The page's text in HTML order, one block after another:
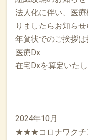
法人化に伴い、医
りましたらお知らせ
年賀状でのご挨拶は
医療Dx
在宅Dxを算定いたし
2024年10月
★★★コロナワクチ